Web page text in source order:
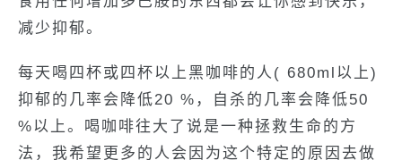
减少抑郁。
每天喝四杯或四杯以上黑咖啡的人( 680ml以上)
抑郁的几率会降低20 %，自杀的几率会降低50
%以上。喝咖啡往大了说是一种拯救生命的方
法，我希望更多的人会因为这个特定的原因去做